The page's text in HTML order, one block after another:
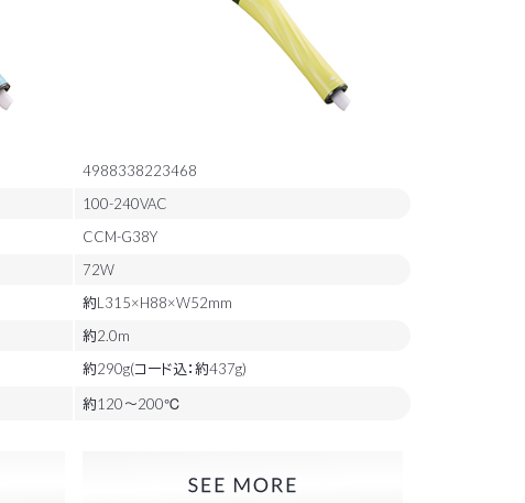
4988338223468
100-240VAC
CCM-G38Y
72W
約L315×H88×W52mm
約2.0m
約290g(コード込：約437g)
約120～200℃